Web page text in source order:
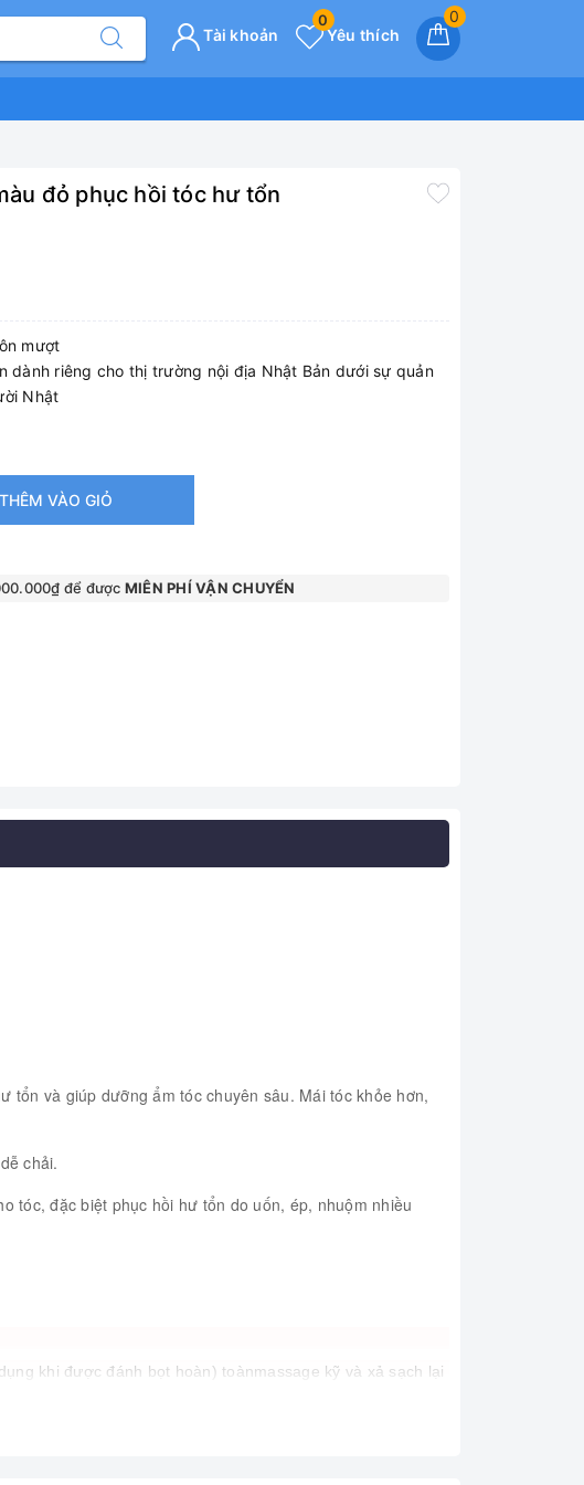
0
Yêu thích
0
Tài khoản
đỏ phục hồi tóc hư tổn
mượt
dành riêng cho thị trường nội địa Nhật Bản dưới sự quản
Nhật
THÊM VÀO GIỎ
để được MIÊN PHÍ VẬN CHUYỂN
tổn và giúp dưỡng ẩm tóc chuyên sâu. Mái tóc khỏe hơn,
chải.
tóc, đặc biệt phục hồi hư tổn do uốn, ép, nhuộm nhiều
khi được đánh bọt hoàn) toànmassage kỹ và xả sạch lại